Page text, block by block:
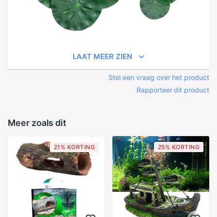
LAAT MEER ZIEN
Stel een vraag over het product
Rapporteer dit product
Meer zoals dit
21% KORTING 25% KORTING